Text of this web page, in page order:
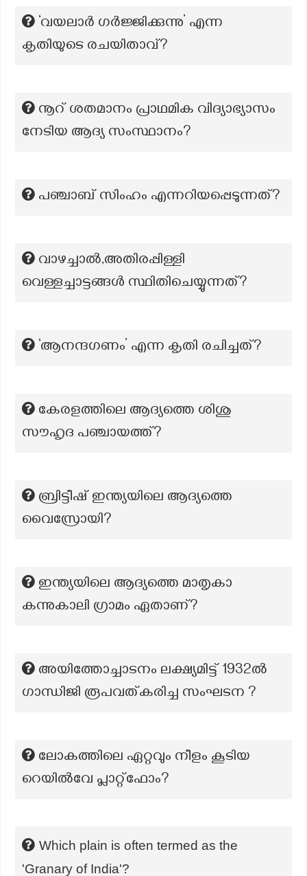
‘വയലാർ ഗർജ്ജിക്കുന്നു’ എന്ന
കൃതിയുടെ രചയിതാവ്?
നൂറ് ശതമാനം പ്രാഥമിക വിദ്യാഭ്യാസം
നേടിയ ആദ്യ സംസ്ഥാനം?
പഞ്ചാബ് സിംഹം എന്നറിയപ്പെടുന്നത്?
വാഴച്ചാൽ,അതിരപ്പിള്ളി
വെള്ളച്ചാട്ടങ്ങൾ സ്ഥിതിചെയ്യുന്നത്?
‘ആനന്ദഗണം’ എന്ന കൃതി രചിച്ചത്?
കേരളത്തിലെ ആദ്യത്തെ ശിശു
സൗഹൃദ പഞ്ചായത്ത്?
ബ്രിട്ടീഷ് ഇന്ത്യയിലെ ആദ്യത്തെ
വൈസ്രോയി?
ഇന്ത്യയിലെ ആദ്യത്തെ മാതൃകാ
കന്നുകാലി ഗ്രാമം ഏതാണ്?
അയിത്തോച്ചാടനം ലക്ഷ്യമിട്ട് 1932ൽ
ഗാന്ധിജി രൂപവത്കരിച്ച സംഘടന ?
ലോകത്തിലെ ഏറ്റവും നീളം കൂടിയ
റെയിൽവേ പ്ലാറ്റ്ഫോം?
Which plain is often termed as the
'Granary of India'?